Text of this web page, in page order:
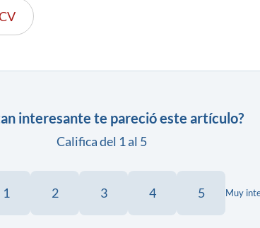
interesante te pareció este artículo?
Califica del 1 al 5
1 2 3 4 5 Muy